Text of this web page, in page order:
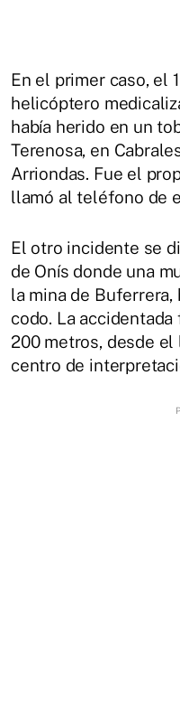
En el primer caso, el
helicóptero
había herido en un
Terenosa, en
Arriondas. Fue el
llamó al teléfono de
El otro incidente se
de Onís donde una
la mina de Buferrera,
codo. La
200 metros, desde el
centro de